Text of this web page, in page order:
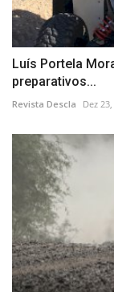
Luís Portela
preparativos...
Revista Descla Dez 23,